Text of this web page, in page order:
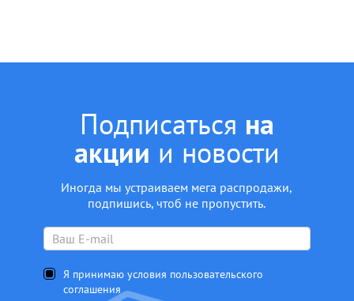
Подписаться на
акции и новости
Иногда мы устраиваем мега распродажи,
подпишись, чтоб не пропустить.
Я принимаю условия пользовательского
соглашения